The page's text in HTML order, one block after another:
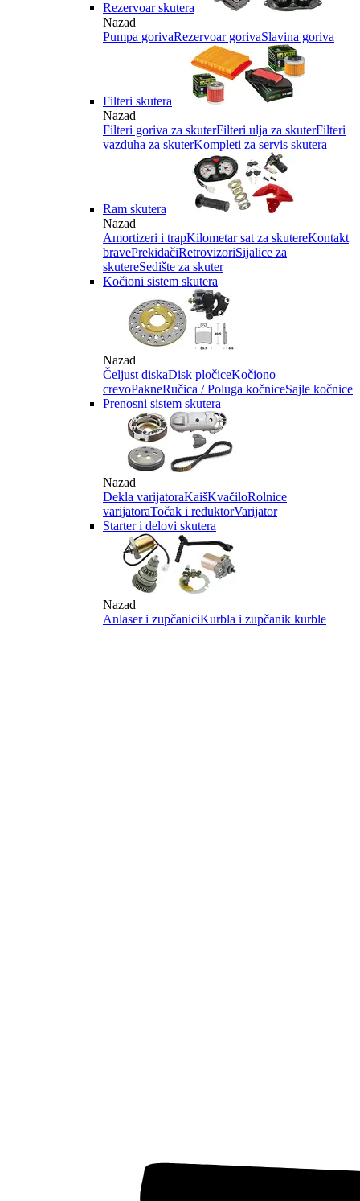
Rezervoar skutera
Nazad
Pumpa gorivaRezervoar gorivaSlavina goriva
Filteri skutera
Nazad
Filteri goriva za skuterFilteri ulja za skuterFilteri
vazduha za skuterKompleti za servis skutera
Ram skutera
Nazad
Amortizeri i trapKilometar sat za skutereKontakt
bravePrekidačiRetrovizoriSijalice za
skutereSedište za skuter
Kočioni sistem skutera
Nazad
Čeljust diskaDisk pločiceKočiono
crevoPakneRučica / Poluga kočniceSajle kočnice
Prenosni sistem skutera
Nazad
Dekla varijatoraKaišKvačiloRolnice
varijatoraTočak i reduktorVarijator
Starter i delovi skutera
Nazad
Anlaser i zupčaniciKurbla i zupčanik kurble